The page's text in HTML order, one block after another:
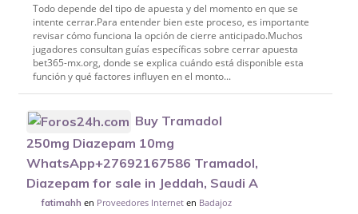
Todo depende del tipo de apuesta y del momento en que se
intente cerrar.Para entender bien este proceso, es importante
revisar cómo funciona la opción de cierre anticipado.Muchos
jugadores consultan guías específicas sobre cerrar apuesta
bet365-mx.org, donde se explica cuándo está disponible esta
función y qué factores influyen en el monto...
Buy Tramadol
250mg Diazepam 10mg
WhatsApp+27692167586 Tramadol,
Diazepam for sale in Jeddah, Saudi A
fatimahh en Proveedores Internet en Badajoz